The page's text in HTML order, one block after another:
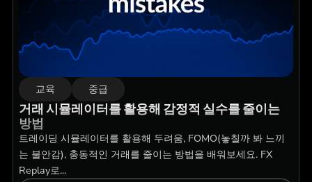
교육 중급
거래 시뮬레이터를 활용해 감정적 실수를 줄이는
방법
트레이딩 시뮬레이터를 활용해 두려움, FOMO(놓칠까 봐 느끼
는 불안감), 충동적인 거래를 줄이는 방법을 배워보세요. FX
Replay로...